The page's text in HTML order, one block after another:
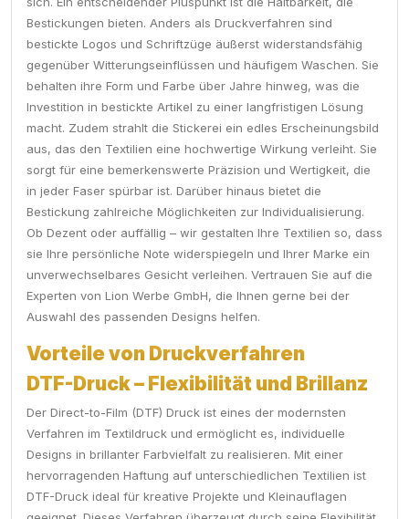
Bestickungen bieten. Anders als Druckverfahren sind
bestickte Logos und Schriftzüge äußerst widerstandsfähig
gegenüber Witterungseinflüssen und häufigem Waschen. Sie
behalten ihre Form und Farbe über Jahre hinweg, was die
Investition in bestickte Artikel zu einer langfristigen Lösung
macht. Zudem strahlt die Stickerei ein edles Erscheinungsbild
aus, das den Textilien eine hochwertige Wirkung verleiht. Sie
sorgt für eine bemerkenswerte Präzision und Wertigkeit, die
in jeder Faser spürbar ist. Darüber hinaus bietet die
Bestickung zahlreiche Möglichkeiten zur Individualisierung.
Ob Dezent oder auffällig – wir gestalten Ihre Textilien so, dass
sie Ihre persönliche Note widerspiegeln und Ihrer Marke ein
unverwechselbares Gesicht verleihen. Vertrauen Sie auf die
Experten von Lion Werbe GmbH, die Ihnen gerne bei der
Auswahl des passenden Designs helfen.
Vorteile von Druckverfahren
DTF-Druck – Flexibilität und Brillanz
Der Direct-to-Film (DTF) Druck ist eines der modernsten
Verfahren im Textildruck und ermöglicht es, individuelle
Designs in brillanter Farbvielfalt zu realisieren. Mit einer
hervorragenden Haftung auf unterschiedlichen Textilien ist
DTF-Druck ideal für kreative Projekte und Kleinauflagen